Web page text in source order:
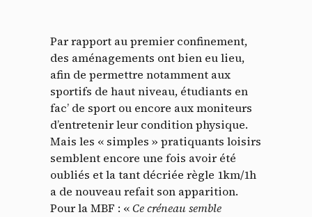
Par rapport au premier confinement,
des aménagements ont bien eu lieu,
afin de permettre notamment aux
sportifs de haut niveau, étudiants en
fac’ de sport ou encore aux moniteurs
d’entretenir leur condition physique.
Mais les « simples » pratiquants loisirs
semblent encore une fois avoir été
oubliés et la tant décriée règle 1km/1h
a de nouveau refait son apparition.
Pour la MBF : «Ce créneau semble